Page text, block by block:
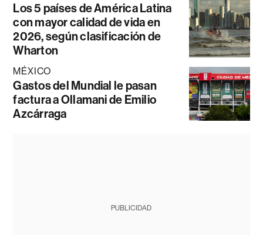
Los 5 países de América Latina
con mayor calidad de vida en
2026, según clasificación de
Wharton
MÉXICO
Gastos del Mundial le pasan
factura a Ollamani de Emilio
Azcárraga
PUBLICIDAD